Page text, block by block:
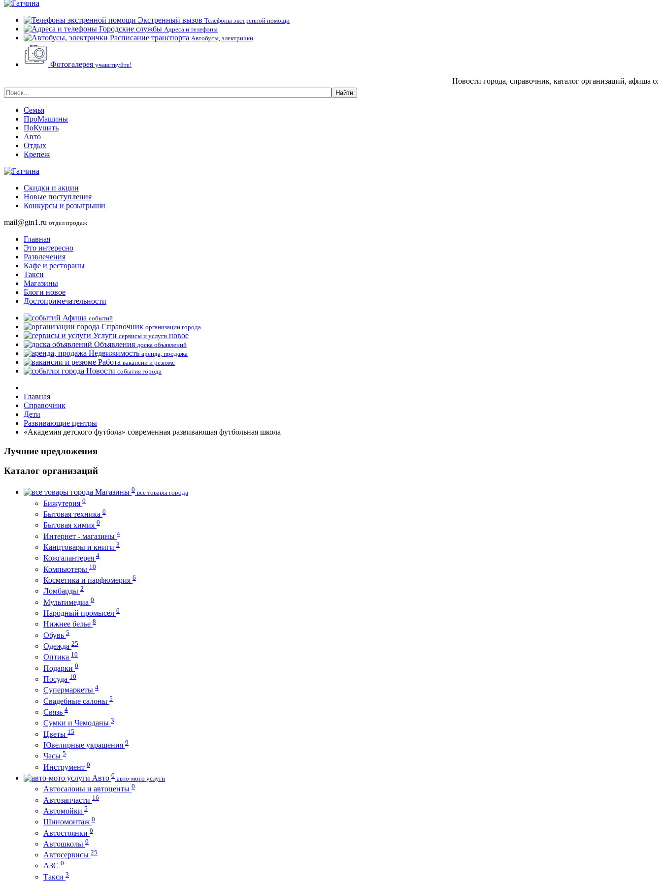
Экстренный вызов Телефоны экстренной помощи
Городские службы Адреса и телефоны
Расписание транспорта Автобусы, электрички
Фотогалерея учавствуйте!
Новости города, справочник, каталог организаций, афиша событий
Найти
Семья
ПроМашины
ПоКушать
Авто
Отдых
Крепеж
Скидки и акции
Новые поступления
Конкурсы и розыгрыши
mail@gtn1.ru отдел продаж
Главная
Это интересно
Развлечения
Кафе и рестораны
Такси
Магазины
Блоги новое
Достопримечательности
Афиша событий
Справочник организации города
Услуги сервисы и услуги новое
Объявления доска объявлений
Недвижимость аренда, продажа
Работа вакансии и резюме
Новости события города
Главная
Справочник
Дети
Развивающие центры
«Академия детского футбола» современная развивающая футбольная школа
Лучшие предложения
Каталог организаций
Магазины 0 все товары города
Бижутерия 0
Бытовая техника 0
Бытовая химия 0
Интернет - магазины 4
Канцтовары и книги 3
Кожгалантерея 4
Компьютеры 10
Косметика и парфюмерия 6
Ломбарды 2
Мультимедиа 0
Народный промысел 0
Нижнее белье 8
Обувь 5
Одежда 25
Оптика 10
Подарки 0
Посуда 10
Супермаркеты 4
Свадебные салоны 5
Связь 4
Сумки и Чемоданы 3
Цветы 15
Ювелирные украшения 9
Часы 5
Инструмент 0
Авто 0 авто-мото услуги
Автосалоны и автоценты 0
Автозапчасти 16
Автомойки 5
Шиномонтаж 0
Автостоянки 0
Автошколы 0
Автосервисы 25
АЗС 0
Такси 3